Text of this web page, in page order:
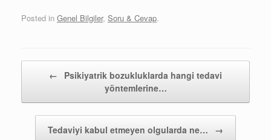
Posted in Genel Bilgiler, Soru & Cevap.
←
Psikiyatrik bozukluklarda hangi tedavi
yöntemlerine…
Tedaviyi kabul etmeyen olgularda ne… →